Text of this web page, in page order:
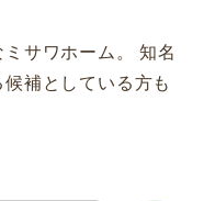
サワホーム。 知名
補としている方も